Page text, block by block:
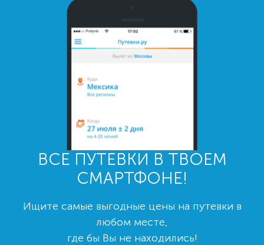
ВСЕ ПУТЕВКИ В ТВОЕМ
СМАРТФОНЕ!
Ищите самые выгодные цены на путевки в
любом месте,
где бы Вы не находились!